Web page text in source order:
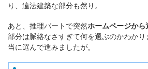
り、違法建築な部分も然り。
あと、推理パートで突然ホームページから
部分は脈絡なさすぎて何を選ぶのかわかり
当に選んで進みましたが。